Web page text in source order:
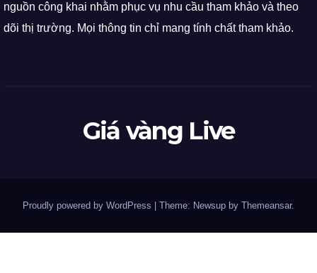
nguồn công khai nhằm phục vụ nhu cầu tham khảo và theo
dõi thị trường. Mọi thông tin chỉ mang tính chất tham khảo.
Giá vàng Live
Proudly powered by WordPress Theme: Newsup by Themeansar.